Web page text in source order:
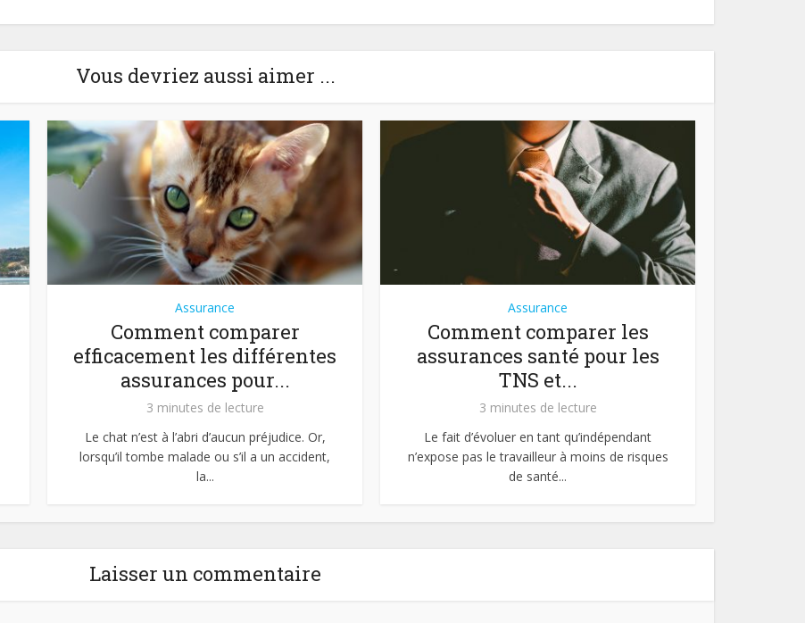
Vous devriez aussi aimer ...
Assurance
Comment comparer
efficacement les différentes
assurances pour...
3 minutes de lecture
Le chat n’est à l’abri d’aucun préjudice. Or,
lorsqu’il tombe malade ou s’il a un accident,
la...
Assurance
Comment comparer les
assurances santé pour les
TNS et...
3 minutes de lecture
Le fait d’évoluer en tant qu’indépendant
n’expose pas le travailleur à moins de risques
de santé...
Laisser un commentaire